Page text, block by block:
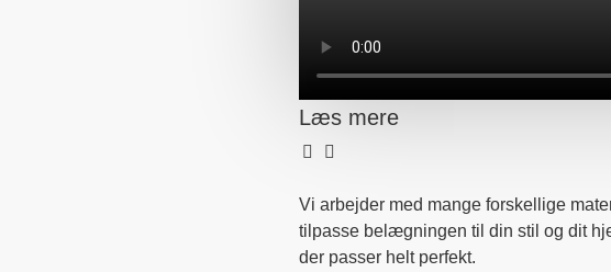
Læs mere
Vi arbejder med mange forskellige
tilpasse belægningen til din stil og dit
der passer helt perfekt.